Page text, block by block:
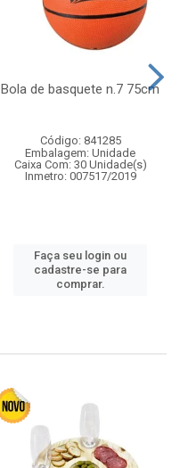
Bola de basquete n.7 75cm
Código: 841285
Embalagem: Unidade
Caixa Com: 30 Unidade(s)
Inmetro: 007517/2019
Faça seu login ou
cadastre-se para
comprar.